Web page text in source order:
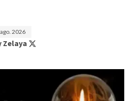
2026
Zelaya